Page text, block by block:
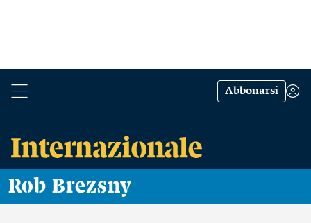
Abbonarsi
Rob Brezsny